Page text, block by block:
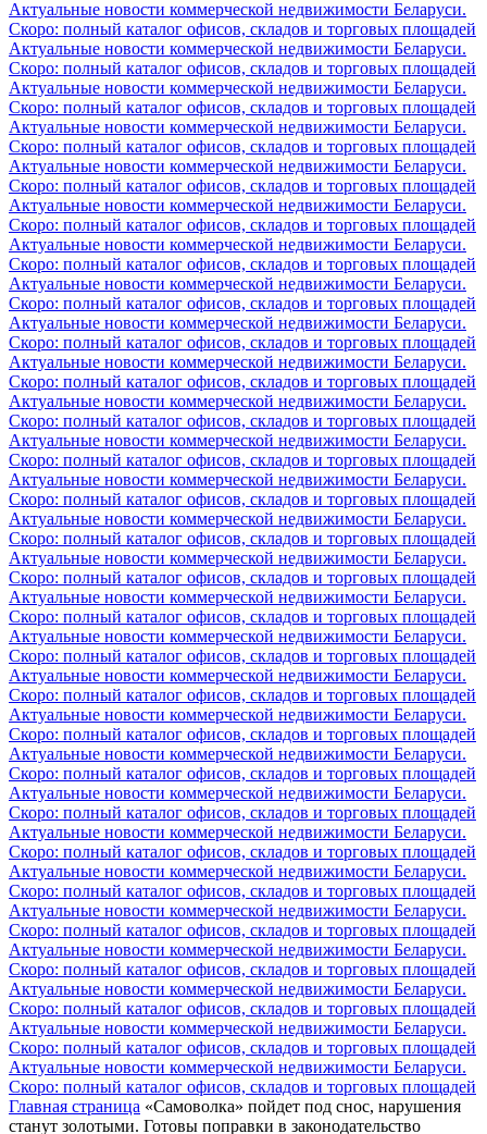
Актуальные новости коммерческой недвижимости Беларуси.
Скоро: полный каталог офисов, складов и торговых площадей
Актуальные новости коммерческой недвижимости Беларуси.
Скоро: полный каталог офисов, складов и торговых площадей
Актуальные новости коммерческой недвижимости Беларуси.
Скоро: полный каталог офисов, складов и торговых площадей
Актуальные новости коммерческой недвижимости Беларуси.
Скоро: полный каталог офисов, складов и торговых площадей
Актуальные новости коммерческой недвижимости Беларуси.
Скоро: полный каталог офисов, складов и торговых площадей
Актуальные новости коммерческой недвижимости Беларуси.
Скоро: полный каталог офисов, складов и торговых площадей
Актуальные новости коммерческой недвижимости Беларуси.
Скоро: полный каталог офисов, складов и торговых площадей
Актуальные новости коммерческой недвижимости Беларуси.
Скоро: полный каталог офисов, складов и торговых площадей
Актуальные новости коммерческой недвижимости Беларуси.
Скоро: полный каталог офисов, складов и торговых площадей
Актуальные новости коммерческой недвижимости Беларуси.
Скоро: полный каталог офисов, складов и торговых площадей
Актуальные новости коммерческой недвижимости Беларуси.
Скоро: полный каталог офисов, складов и торговых площадей
Актуальные новости коммерческой недвижимости Беларуси.
Скоро: полный каталог офисов, складов и торговых площадей
Актуальные новости коммерческой недвижимости Беларуси.
Скоро: полный каталог офисов, складов и торговых площадей
Актуальные новости коммерческой недвижимости Беларуси.
Скоро: полный каталог офисов, складов и торговых площадей
Актуальные новости коммерческой недвижимости Беларуси.
Скоро: полный каталог офисов, складов и торговых площадей
Актуальные новости коммерческой недвижимости Беларуси.
Скоро: полный каталог офисов, складов и торговых площадей
Актуальные новости коммерческой недвижимости Беларуси.
Скоро: полный каталог офисов, складов и торговых площадей
Актуальные новости коммерческой недвижимости Беларуси.
Скоро: полный каталог офисов, складов и торговых площадей
Актуальные новости коммерческой недвижимости Беларуси.
Скоро: полный каталог офисов, складов и торговых площадей
Актуальные новости коммерческой недвижимости Беларуси.
Скоро: полный каталог офисов, складов и торговых площадей
Актуальные новости коммерческой недвижимости Беларуси.
Скоро: полный каталог офисов, складов и торговых площадей
Актуальные новости коммерческой недвижимости Беларуси.
Скоро: полный каталог офисов, складов и торговых площадей
Актуальные новости коммерческой недвижимости Беларуси.
Скоро: полный каталог офисов, складов и торговых площадей
Актуальные новости коммерческой недвижимости Беларуси.
Скоро: полный каталог офисов, складов и торговых площадей
Актуальные новости коммерческой недвижимости Беларуси.
Скоро: полный каталог офисов, складов и торговых площадей
Актуальные новости коммерческой недвижимости Беларуси.
Скоро: полный каталог офисов, складов и торговых площадей
Актуальные новости коммерческой недвижимости Беларуси.
Скоро: полный каталог офисов, складов и торговых площадей
Актуальные новости коммерческой недвижимости Беларуси.
Скоро: полный каталог офисов, складов и торговых площадей
Главная страница «Самоволка» пойдет под снос, нарушения
станут золотыми. Готовы поправки в законодательство